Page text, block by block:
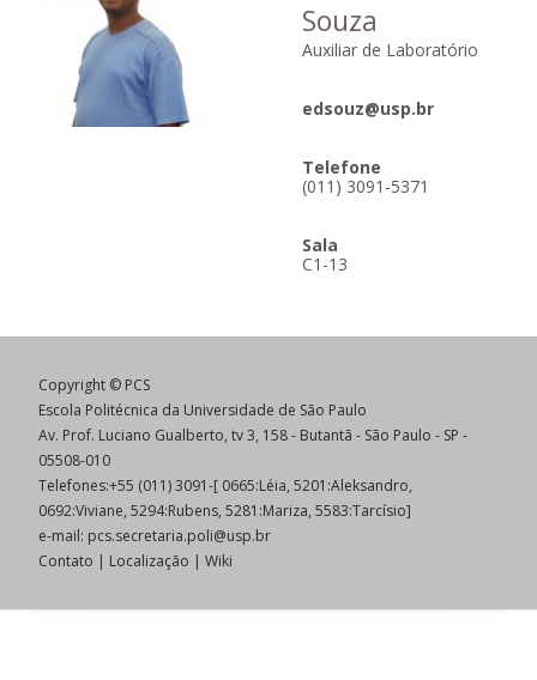
Souza
Auxiliar de Laboratório
edsouz@usp.br
Telefone
(011) 3091-5371
Sala
C1-13
Copyright © PCS
Escola Politécnica da Universidade de São Paulo
Av. Prof. Luciano Gualberto, tv 3, 158 - Butantã - São Paulo - SP -
05508-010
Telefones:+55 (011) 3091-[ 0665:Léia, 5201:Aleksandro,
0692:Viviane, 5294:Rubens, 5281:Mariza, 5583:Tarcísio]
e-mail: pcs.secretaria.poli@usp.br
Contato | Localização | Wiki